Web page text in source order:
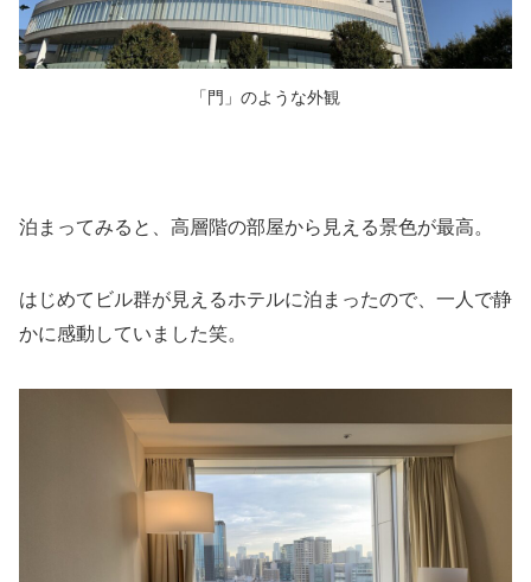
「門」のような外観
泊まってみると、高層階の部屋から見える景色が最高。
はじめてビル群が見えるホテルに泊まったので、一人で静
かに感動していました笑。